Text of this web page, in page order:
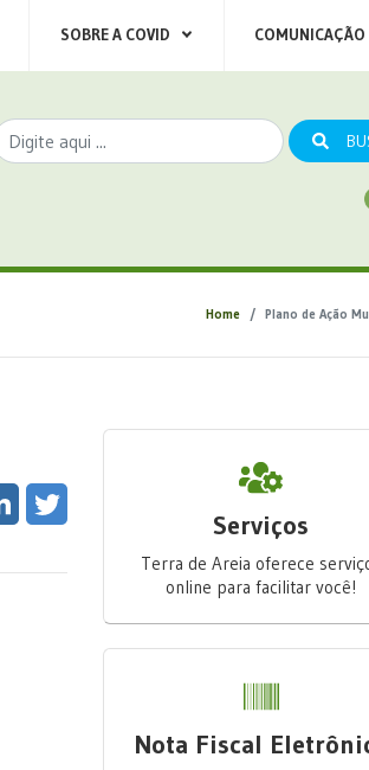
SOBRE A COVID
Home Plano de Ação
Serviços
Terra de Areia oferece
online para facilitar você!
Nota Fiscal